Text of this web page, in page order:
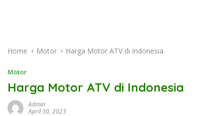
Home Motor Harga Motor ATV di Indonesia
Motor
Harga Motor ATV di Indonesia
Admin
April 30, 2023